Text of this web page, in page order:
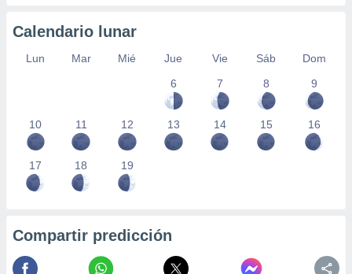
Calendario lunar
Lun Mar Mié Jue Vie Sáb
Dom
6
7 8 9
10 11 12 13 14 15 16
17 18 19
Compartir predicción